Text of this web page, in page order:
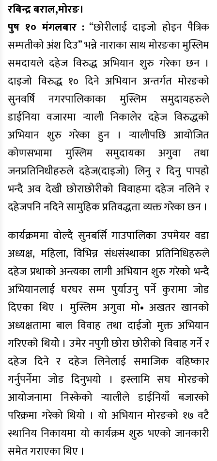
रबिन्द्र बराल,मोरङ।
पुष १० मंगलबार : “छोरीलाई दाइजो होइन पैत्रिक
सम्पतीको अंश दिउ” भन्ने नाराका साथ मोरङका मुस्लिम
समदायले दहेज विरुद्ध अभियान शुरु गरेका छन ।
दाइजो विरुद्ध १० दिने अभियान अन्तर्गत मोरङको
सुनवर्षि नगरपालिकाका मुस्लिम समुदायहरुले
डाईनिया वजारमा र्‍याली निकालेर दहेज विरुद्धको
अभियान शुरु गरेका हुन । र्‍यालीपछि आयोजित
कोणसभामा मुस्लिम समुदायका अगुवा तथा
जनप्रतिनिधीहरुले दहेज(दाइजो) लिनु र दिनु पापहो
भन्दै अव देखी छोराछोरीको विवाहमा दहेज नलिने र
दहेजपनि नदिने सामुहिक प्रतिवद्धता व्यक्त गरेका छन ।
कार्यक्रममा वोल्दै सुनबर्सि गाउपालिका उपमेयर वडा
अध्यक्ष, महिला, विभिन्न संधसंस्थाका प्रतिनिधिहरुले
दहेज प्रथाको अन्त्यका लागी अभियान शुरु गरेको भन्दै
अभियानलाई घरघर सम्म पुर्याउनु पर्ने कुरामा जोड
दिएका थिए । मुस्लिम अगुवा मो• अखतर खानको
अध्यक्षतामा बाल विवाह तथा दाईजो मुक्त अभियान
गरिएकाे थियोे । उमेर नपुगी छोरा छोरीको विवाह गर्ने र
दहेज दिने र दहेज लिनेलाई समाजिक वहिष्कार
गर्नुपर्नेमा जोड दिनुभयो । इस्लामि सघ मोरङको
आयोजनामा निस्केको र्‍यालीले डाईनियाँ बजारको
परिक्रमा गरेको थियो । यो अभियान मोरङको १७ वटै
स्थानिय निकायमा याे कार्यक्रम शुरु भएको जानकारी
समेत गराएका थिए ।